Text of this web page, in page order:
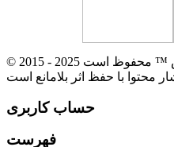
© 2015 - 2025 تمام حقوق برای فروشگاه ایفرش ™ محفوظ است
حساب کاربری
فهرست